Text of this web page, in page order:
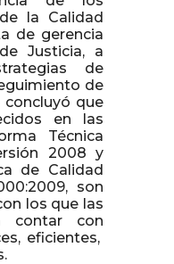
la Calidad
de gerencia
Justicia, a
de
de
concluyó que
en las
Técnica
2008 y
de Calidad
son
los que las
contar con
eficientes,